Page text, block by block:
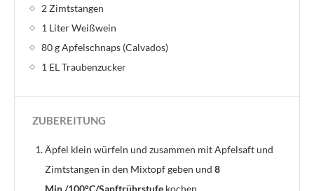
2 Zimtstangen
1 Liter Weißwein
80 g Apfelschnaps (Calvados)
1 EL Traubenzucker
ZUBEREITUNG
Äpfel klein würfeln und zusammen mit Apfelsaft und
Zimtstangen in den Mixtopf geben und 8